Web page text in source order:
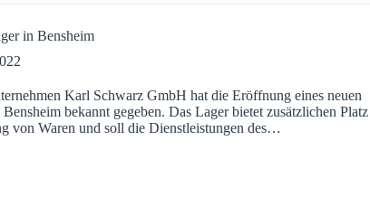
in Bensheim
Karl Schwarz GmbH hat die Eröffnung eines neuen
bekannt gegeben. Das Lager bietet zusätzlichen Platz
von Waren und soll die Dienstleistungen des…